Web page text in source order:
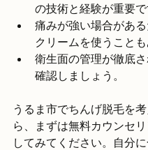
の技術と経験が重要で
痛みが強い場合があ
クリームを使うこと
衛生面の管理が徹底
確認しましょう。
うるま市でちんげ脱毛を
ら、まずは無料カウンセ
してみてください。自分